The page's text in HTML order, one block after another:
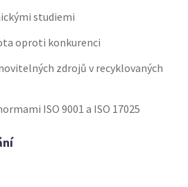
studiemi
oproti konkurenci
zdrojů v recyklovaných
ISO 9001 a ISO 17025